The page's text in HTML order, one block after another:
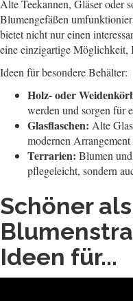
Alte Teekannen, Gläser oder
Blumengefäßen
bietet nicht nur einen
eine einzigartige Möglichkeit,
Ideen für besondere Behälter:
Holz- oder
werden und sorgen für
Glasflaschen: Alte
modernen
Terrarien: Blumen
pflegeleicht, sondern
Schöner
Ideen für...